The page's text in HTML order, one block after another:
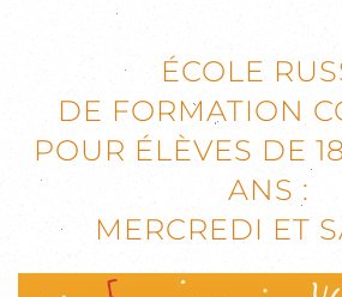
ÉCOLE
DE FORMATION
POUR ÉLÈVES DE
ANS :
MERCREDI ET